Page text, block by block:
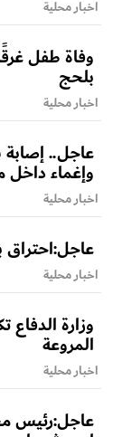
اخبار محلية
وفاة طفل
بلحج
اخبار محلية
عاجل..
وإغماء
اخبار محلية
اخبار محلية
وزارة
المروعة
اخبار محلية
عاجل:رئيس